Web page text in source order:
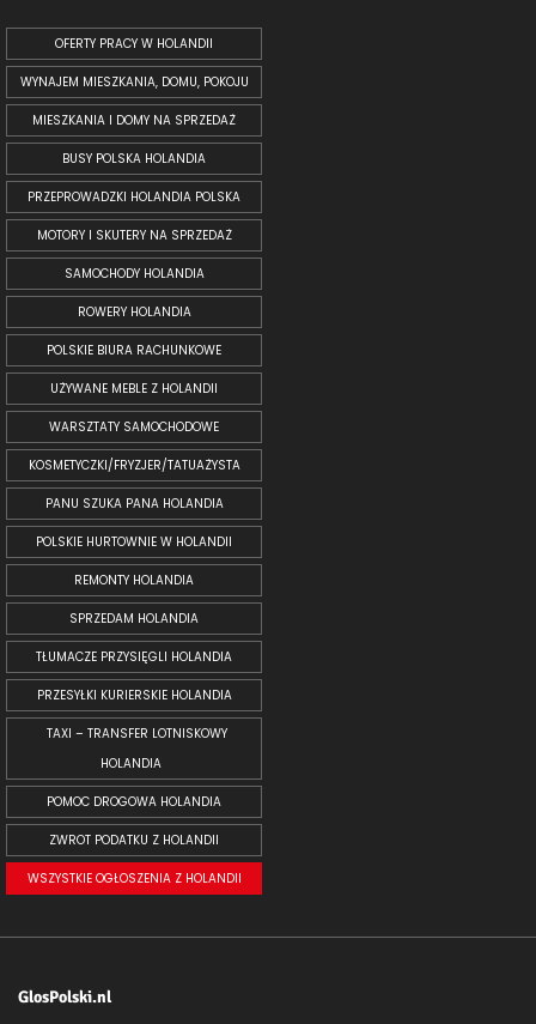
OFERTY PRACY W HOLANDII
WYNAJEM MIESZKANIA, DOMU, POKOJU
MIESZKANIA I DOMY NA SPRZEDAŻ
BUSY POLSKA HOLANDIA
PRZEPROWADZKI HOLANDIA POLSKA
MOTORY I SKUTERY NA SPRZEDAŻ
SAMOCHODY HOLANDIA
ROWERY HOLANDIA
POLSKIE BIURA RACHUNKOWE
UŻYWANE MEBLE Z HOLANDII
WARSZTATY SAMOCHODOWE
KOSMETYCZKI/FRYZJER/TATUAŻYSTA
PANU SZUKA PANA HOLANDIA
POLSKIE HURTOWNIE W HOLANDII
REMONTY HOLANDIA
SPRZEDAM HOLANDIA
TŁUMACZE PRZYSIĘGLI HOLANDIA
PRZESYŁKI KURIERSKIE HOLANDIA
TAXI – TRANSFER LOTNISKOWY
HOLANDIA
POMOC DROGOWA HOLANDIA
ZWROT PODATKU Z HOLANDII
WSZYSTKIE OGŁOSZENIA Z HOLANDII
GlosPolski.nl